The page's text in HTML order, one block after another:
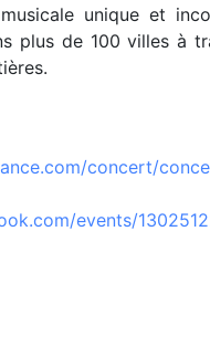
unique et
plus de 100 villes à
concert/
events/